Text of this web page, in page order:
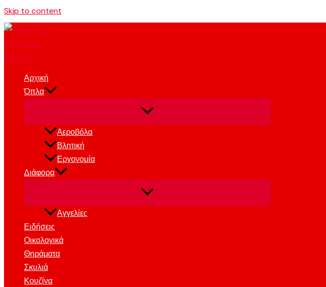
Skip to content
Αρχική
Όπλα
Αεροβόλα
Βλητική
Εργονομία
Διάφορα
Αγγελίες
Ειδήσεις
Οικολογικά
Θηράματα
Σκυλιά
Κουζίνα